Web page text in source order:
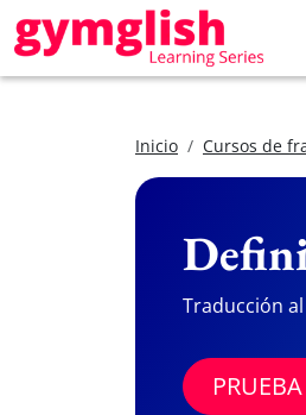
Inicio Cursos de
Traducción